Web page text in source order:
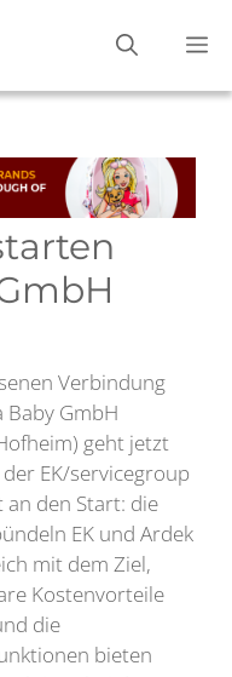
Verbindung
Baby GmbH
geht jetzt
EK/servicegroup
an den Start: die
EK und Ardek
mit dem Ziel,
Kostenvorteile
die
bieten